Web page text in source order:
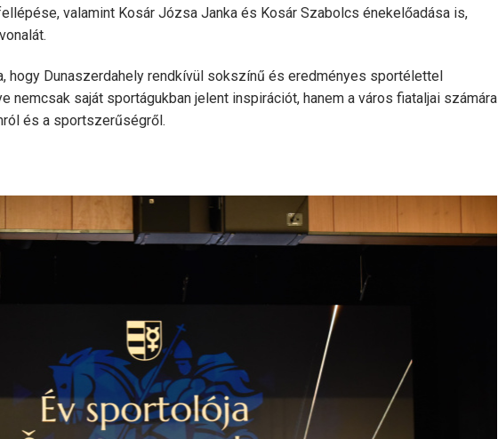
valamint Kosár Józsa Janka és Kosár Szabolcs énekelőadása is,
hogy Dunaszerdahely rendkívül sokszínű és eredményes sportélettel
nemcsak saját sportágukban jelent inspirációt, hanem a város fiataljai számára
és a sportszerűségről.